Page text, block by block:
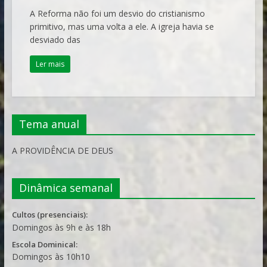
A Reforma não foi um desvio do cristianismo
primitivo, mas uma volta a ele. A igreja havia se
desviado das
Ler mais
Tema anual
A PROVIDÊNCIA DE DEUS
Dinâmica semanal
Cultos (presenciais):
Domingos às 9h e às 18h
Escola Dominical:
Domingos às 10h10